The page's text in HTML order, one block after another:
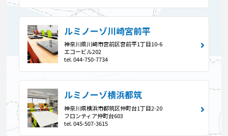
ルミノーゾ川崎宮前平
神奈川県川崎市宮前区宮前平1丁目10-6
エコービル202
tel. 044-750-7734
ルミノーゾ横浜都筑
神奈川県横浜市都筑区仲町台1丁目2-20
フロンティア仲町台603
tel. 045-507-3615